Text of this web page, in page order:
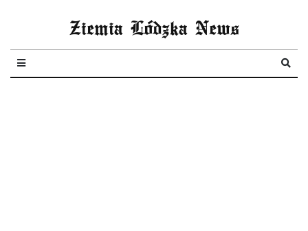
Ziemia Lódzka News